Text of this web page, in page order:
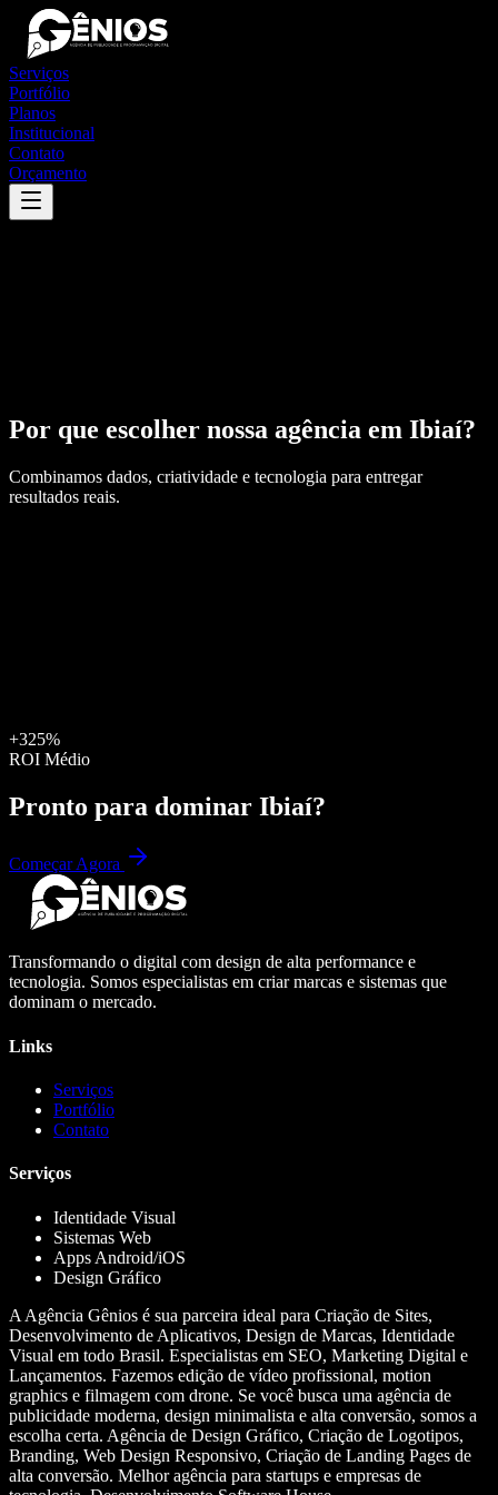
Serviços
Portfólio
Planos
Institucional
Contato
Orçamento
Por que escolher nossa agência em Ibiaí?
Combinamos dados, criatividade e tecnologia para entregar
resultados reais.
+325%
ROI Médio
Pronto para dominar Ibiaí?
Começar Agora
Transformando o digital com design de alta performance e
tecnologia. Somos especialistas em criar marcas e sistemas que
dominam o mercado.
Links
Serviços
Portfólio
Contato
Serviços
Identidade Visual
Sistemas Web
Apps Android/iOS
Design Gráfico
A Agência Gênios é sua parceira ideal para Criação de Sites,
Desenvolvimento de Aplicativos, Design de Marcas, Identidade
Visual em todo Brasil. Especialistas em SEO, Marketing Digital e
Lançamentos. Fazemos edição de vídeo profissional, motion
graphics e filmagem com drone. Se você busca uma agência de
publicidade moderna, design minimalista e alta conversão, somos a
escolha certa. Agência de Design Gráfico, Criação de Logotipos,
Branding, Web Design Responsivo, Criação de Landing Pages de
alta conversão. Melhor agência para startups e empresas de